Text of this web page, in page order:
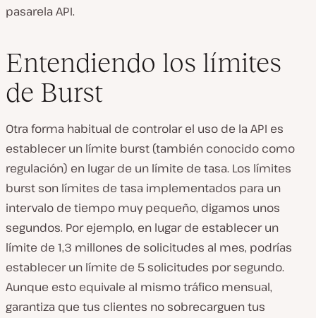
pasarela API.
Entendiendo los límites
de Burst
Otra forma habitual de controlar el uso de la API es
establecer un límite burst (también conocido como
regulación) en lugar de un límite de tasa. Los límites
burst son límites de tasa implementados para un
intervalo de tiempo muy pequeño, digamos unos
segundos. Por ejemplo, en lugar de establecer un
límite de 1,3 millones de solicitudes al mes, podrías
establecer un límite de 5 solicitudes por segundo.
Aunque esto equivale al mismo tráfico mensual,
garantiza que tus clientes no sobrecarguen tus